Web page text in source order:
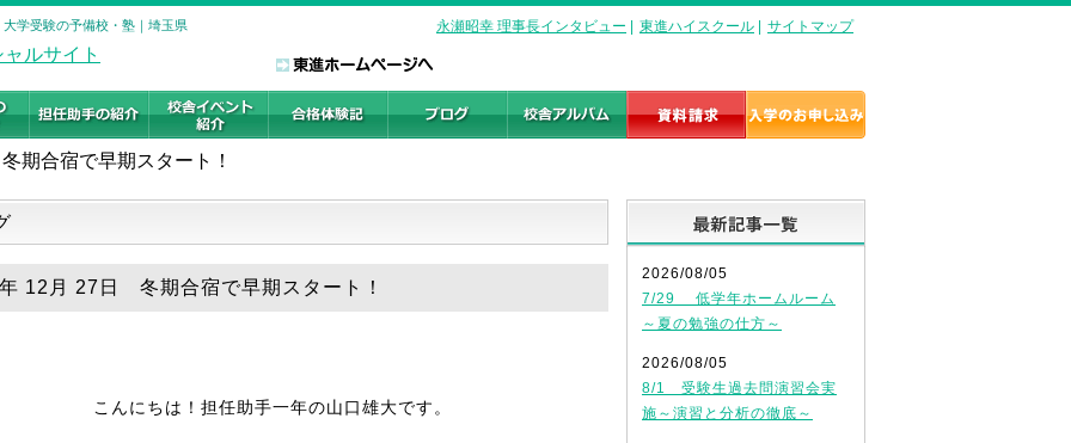
学受験の予備校・塾｜埼玉県 永瀬昭幸 理事長インタビュー 東進ハイスクール サイトマップ
冬期合宿で早期スタート！
12月 27日 冬期合宿で早期スタート！
こんにちは！担任助手一年の山口雄大です。
2026/08/05
7/29 低学年ホームルーム
～夏の勉強の仕方～
2026/08/05
8/1 受験生過去問演習会実
施～演習と分析の徹底～